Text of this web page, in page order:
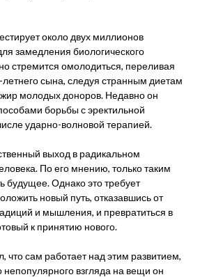
около двух миллионов
замедления биологического
стремится омолодиться, переливая
летнего сына, следуя странным диетам
молодых доноров. Недавно он
борьбы с эректильной
ударно-волновой терапией.
выход в радикальном
По его мнению, только таким
будущее. Однако это требует
новый путь, отказавшись от
и мышления, и превратиться в
к принятию нового.
что сам работает над этим развитием,
непопулярного взгляда на вещи он